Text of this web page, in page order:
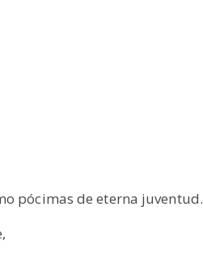
pócimas de eterna juventud.